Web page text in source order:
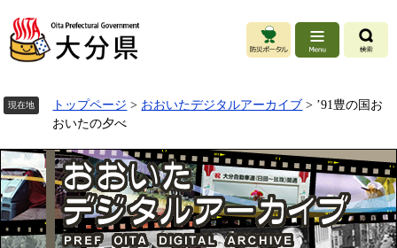
ジ
頭
。
現在地 トップページ > おおいたデジタルアーカイブ > ’91豊の国お
おいたの夕べ